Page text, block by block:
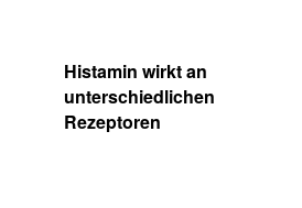
Histamin wirkt an
unterschiedlichen
Rezeptoren